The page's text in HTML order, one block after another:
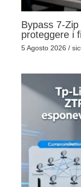
Bypass 7-
proteggere i
5 Agosto 2026 /